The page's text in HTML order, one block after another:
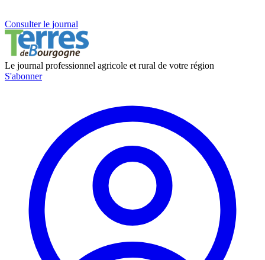
Consulter le journal
Le journal professionnel agricole et rural de votre région
S'abonner